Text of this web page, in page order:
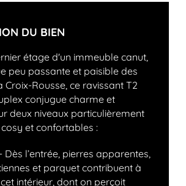
DU BIEN
étage d'un immeuble canut,
peu passante et paisible des
Croix-Rousse, ce ravissant T2
conjugue charme et
deux niveaux particulièrement
et confortables :
l’entrée, pierres apparentes,
et parquet contribuent à
cet intérieur, dont on perçoit